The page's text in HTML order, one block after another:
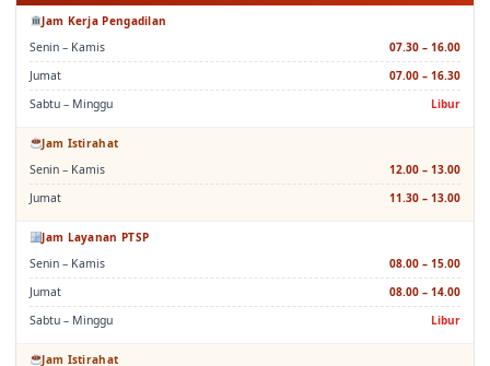
Jam Kerja Pengadilan
Senin – Kamis
07.30 – 16.00
Jumat
07.00 – 16.30
Sabtu – Minggu
Libur
Jam Istirahat
Senin – Kamis
12.00 – 13.00
Jumat
11.30 – 13.00
Jam Layanan PTSP
Senin – Kamis
08.00 – 15.00
Jumat
08.00 – 14.00
Sabtu – Minggu
Libur
Jam Istirahat